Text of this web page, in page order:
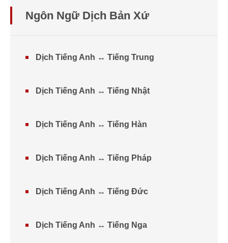
Ngôn Ngữ Dịch Bản Xứ
Dịch Tiếng Anh ↔ Tiếng Trung
Dịch Tiếng Anh ↔ Tiếng Nhật
Dịch Tiếng Anh ↔ Tiếng Hàn
Dịch Tiếng Anh ↔ Tiếng Pháp
Dịch Tiếng Anh ↔ Tiếng Đức
Dịch Tiếng Anh ↔ Tiếng Nga